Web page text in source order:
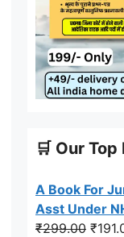
🛒 Our
A Book For
Asst Under
₹299.00 ₹